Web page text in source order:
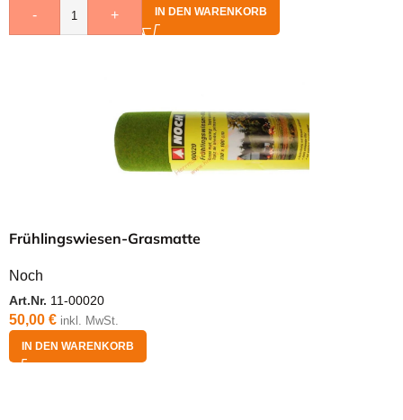
- + IN DEN WARENKORB
Frühlingswiesen-Grasmatte
Noch
Art.Nr. 11-00020
50,00 € inkl. MwSt.
IN DEN WARENKORB